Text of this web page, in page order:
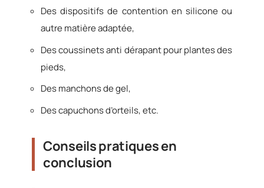
Des dispositifs de contention en silicone ou
autre matière adaptée,
Des coussinets anti dérapant pour plantes des
pieds,
Des manchons de gel,
Des capuchons d’orteils, etc.
Conseils pratiques en
conclusion